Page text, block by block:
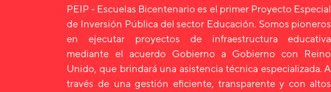
PEIP - Escuelas Bicentenario es el primer Proyecto Especial
de Inversión Pública del sector Educación. Somos pioneros
en ejecutar proyectos de infraestructura educativa
mediante el acuerdo Gobierno a Gobierno con Reino
Unido, que brindará una asistencia técnica especializada. A
través de una gestión eficiente, transparente y con altos